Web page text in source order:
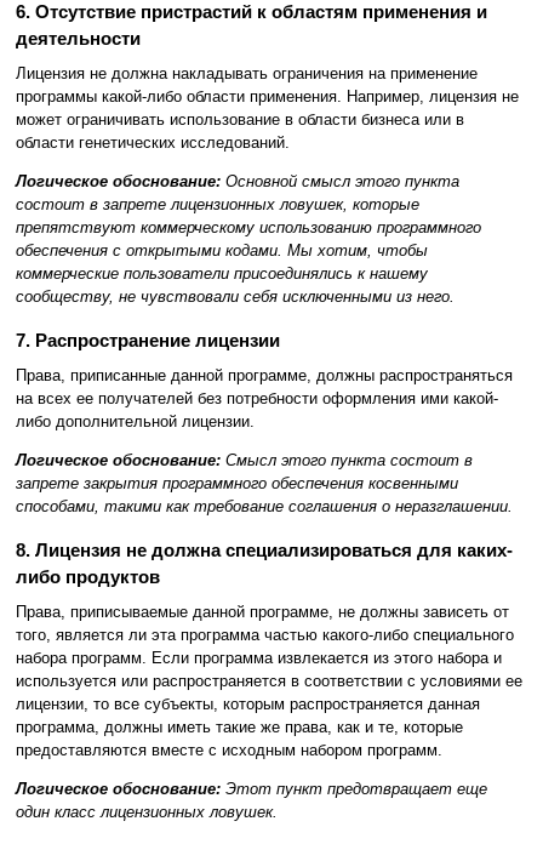
6. Отсутствие пристрастий к областям применения и
деятельности
Лицензия не должна накладывать ограничения на применение
программы какой-либо области применения. Например, лицензия не
может ограничивать использование в области бизнеса или в
области генетических исследований.
Логическое обоснование: Основной смысл этого пункта
состоит в запрете лицензионных ловушек, которые
препятствуют коммерческому использованию программного
обеспечения с открытыми кодами. Мы хотим, чтобы
коммерческие пользователи присоединялись к нашему
сообществу, не чувствовали себя исключенными из него.
7. Распространение лицензии
Права, приписанные данной программе, должны распространяться
на всех ее получателей без потребности оформления ими какой-
либо дополнительной лицензии.
Логическое обоснование: Смысл этого пункта состоит в
запрете закрытия программного обеспечения косвенными
способами, такими как требование соглашения о неразглашении.
8. Лицензия не должна специализироваться для каких-
либо продуктов
Права, приписываемые данной программе, не должны зависеть от
того, является ли эта программа частью какого-либо специального
набора программ. Если программа извлекается из этого набора и
используется или распространяется в соответствии с условиями ее
лицензии, то все субъекты, которым распространяется данная
программа, должны иметь такие же права, как и те, которые
предоставляются вместе с исходным набором программ.
Логическое обоснование: Этот пункт предотвращает еще
один класс лицензионных ловушек.